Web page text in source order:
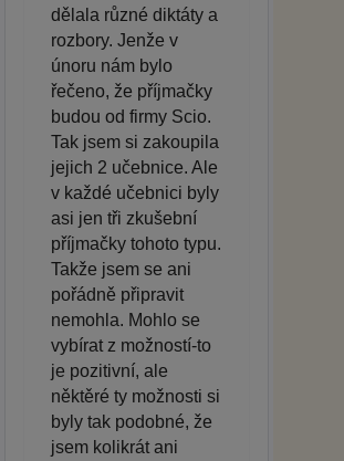
dělala různé diktáty a
rozbory. Jenže v
únoru nám bylo
řečeno, že příjmačky
budou od firmy Scio.
Tak jsem si zakoupila
jejich 2 učebnice. Ale
v každé učebnici byly
asi jen tři zkušební
příjmačky tohoto typu.
Takže jsem se ani
pořádně připravit
nemohla. Mohlo se
vybírat z možností-to
je pozitivní, ale
něktěré ty možnosti si
byly tak podobné, že
jsem kolikrát ani